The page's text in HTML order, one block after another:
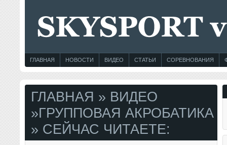
ГЛАВНАЯ НОВОСТИ ВИДЕО СТАТЬИ СОРЕВНОВАНИЯ
ГЛАВНАЯ » ВИДЕО
»ГРУППОВАЯ АКРОБАТИКА
» СЕЙЧАС ЧИТАЕТЕ: